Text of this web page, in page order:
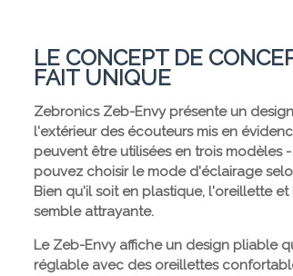
LE CONCEPT DE
FAIT UNIQUE
Zebronics Zeb-Envy présente un
l'extérieur des écouteurs mis en
peuvent être utilisées en trois modèles
pouvez choisir le mode d'éclairage
Bien qu'il soit en plastique, l'oreillette
semble attrayante.
Le Zeb-Envy affiche un design pliable
réglable avec des oreillettes